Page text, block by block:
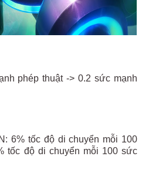
phép thuật -> 0.2 sức mạnh
6% tốc độ di chuyển mỗi 100
tốc độ di chuyển mỗi 100 sức